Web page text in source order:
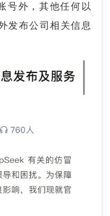
号外，其他任何以
发布公司相关信息